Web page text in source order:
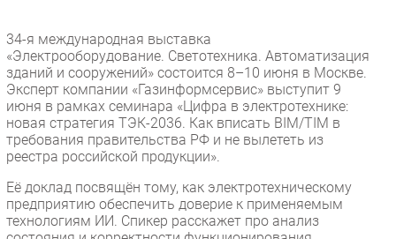
Новости
Аналитика
Интервью
Мероприятия
Проекты
Тестовый стенд
Каталог компаний
34-я международная выставка
«Электрооборудование. Светотехника. Автоматизация
зданий и сооружений» состоится 8–10 июня в Москве.
Эксперт компании «Газинформсервис» выступит 9
июня в рамках семинара «Цифра в электротехнике:
новая стратегия ТЭК-2036. Как вписать BIM/ТIM в
требования правительства РФ и не вылететь из
реестра российской продукции».
Её доклад посвящён тому, как электротехническому
предприятию обеспечить доверие к применяемым
технологиям ИИ. Спикер расскажет про анализ